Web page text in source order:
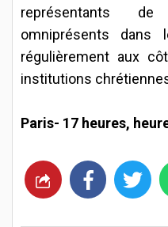
représentants de
omniprésents dans
régulièrement aux
institutions
Paris- 17 heures,